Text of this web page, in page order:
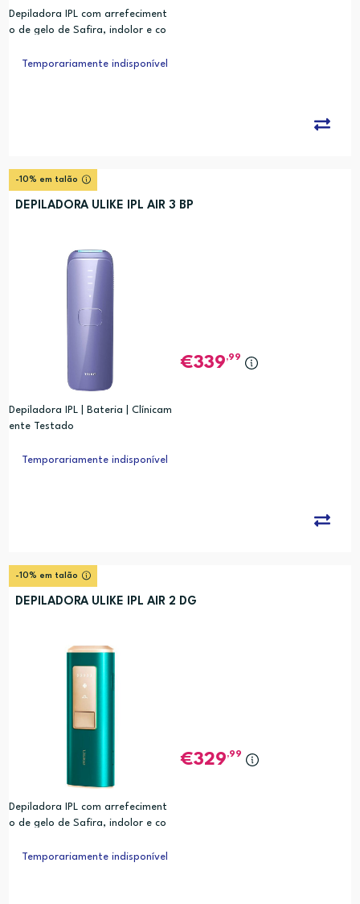
Depiladora IPL com arrefeciment
o de gelo de Safira, indolor e co
camente Testado
Temporariamente indisponível
-10% em talão
DEPILADORA ULIKE IPL AIR 3 BP
Depiladora IPL | Bateria | Clínicam
ente Testado
339,99
Temporariamente indisponível
-10% em talão
DEPILADORA ULIKE IPL AIR 2 DG
Depiladora IPL com arrefeciment
o de gelo de Safira, indolor e co
camente Testado
329,99
Temporariamente indisponível